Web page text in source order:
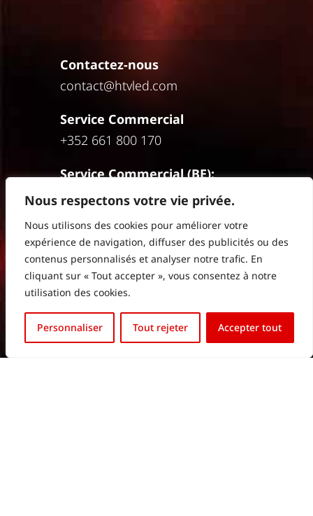
Nous respectons votre vie privée.
Nous utilisons des cookies pour améliorer votre
expérience de navigation, diffuser des publicités ou des
contenus personnalisés et analyser notre trafic. En
cliquant sur « Tout accepter », vous consentez à notre
utilisation des cookies.
Personnaliser Tout rejeter Accepter tout
Contactez-nous
contact@htvled.com
Service Commercial
+352 661 800 170
Service Commercial (BE):
+32 472 10 07 76
HTV EUROPE HQ
HTV – High Tech Vision
10, Rue Henri Schnadt
English (UK)